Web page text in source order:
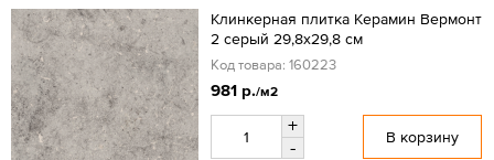
Клинкерная плитка Керамин Вермонт
2 серый 29,8х29,8 см
Код товара: 160223
981 р./м2
+
-
В корзину